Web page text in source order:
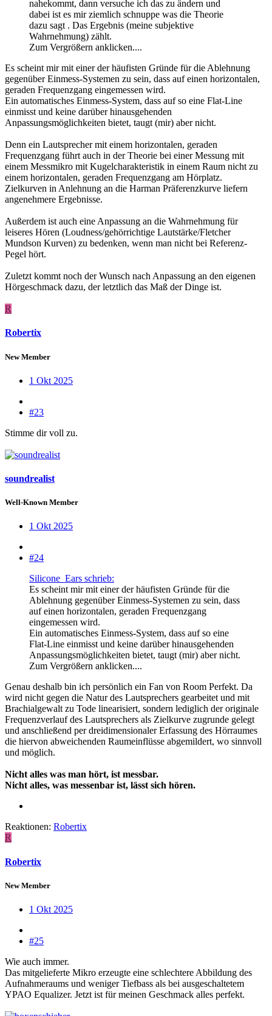
nahekommt, dann versuche ich das zu ändern und
dabei ist es mir ziemlich schnuppe was die Theorie
dazu sagt . Das Ergebnis (meine subjektive
Wahrnehmung) zählt.
Zum Vergrößern anklicken....
Es scheint mir mit einer der häufisten Gründe für die Ablehnung
gegenüber Einmess-Systemen zu sein, dass auf einen horizontalen,
geraden Frequenzgang eingemessen wird.
Ein automatisches Einmess-System, dass auf so eine Flat-Line
einmisst und keine darüber hinausgehenden
Anpassungsmöglichkeiten bietet, taugt (mir) aber nicht.
Denn ein Lautsprecher mit einem horizontalen, geraden
Frequenzgang führt auch in der Theorie bei einer Messung mit
einem Messmikro mit Kugelcharakteristik in einem Raum nicht zu
einem horizontalen, geraden Frequenzgang am Hörplatz.
Zielkurven in Anlehnung an die Harman Präferenzkurve liefern
angenehmere Ergebnisse.
Außerdem ist auch eine Anpassung an die Wahrnehmung für
leiseres Hören (Loudness/gehörrichtige Lautstärke/Fletcher
Mundson Kurven) zu bedenken, wenn man nicht bei Referenz-
Pegel hört.
Zuletzt kommt noch der Wunsch nach Anpassung an den eigenen
Hörgeschmack dazu, der letztlich das Maß der Dinge ist.
R
Robertix
New Member
1 Okt 2025
#23
Stimme dir voll zu.
soundrealist
Well-Known Member
1 Okt 2025
#24
Silicone_Ears schrieb:
Es scheint mir mit einer der häufisten Gründe für die
Ablehnung gegenüber Einmess-Systemen zu sein, dass
auf einen horizontalen, geraden Frequenzgang
eingemessen wird.
Ein automatisches Einmess-System, dass auf so eine
Flat-Line einmisst und keine darüber hinausgehenden
Anpassungsmöglichkeiten bietet, taugt (mir) aber nicht.
Zum Vergrößern anklicken....
Genau deshalb bin ich persönlich ein Fan von Room Perfekt. Da
wird nicht gegen die Natur des Lautsprechers gearbeitet und mit
Brachialgewalt zu Tode linearisiert, sondern lediglich der originale
Frequenzverlauf des Lautsprechers als Zielkurve zugrunde gelegt
und anschließend per dreidimensionaler Erfassung des Hörraumes
die hiervon abweichenden Raumeinflüsse abgemildert, wo sinnvoll
und möglich.
Nicht alles was man hört, ist messbar.
Nicht alles, was messenbar ist, lässt sich hören.
Reaktionen: Robertix
R
Robertix
New Member
1 Okt 2025
#25
Wie auch immer.
Das mitgelieferte Mikro erzeugte eine schlechtere Abbildung des
Aufnahmeraums und weniger Tiefbass als bei ausgeschaltetem
YPAO Equalizer. Jetzt ist für meinen Geschmack alles perfekt.